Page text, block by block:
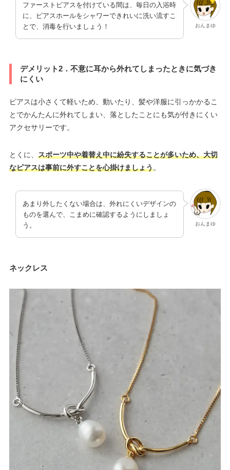
おんまゆ
ファーストピアスを付けている間は、毎日の入浴時
に、ピアスホールをシャワーできれいに洗い流すこ
とで、消毒を行いましょう！
デメリット2．不意に耳から外れてしまったときに気づき
にくい
ピアスは小さくて軽いため、動いたり、髪や洋服に引っかかるこ
とでかんたんに外れてしまい、落としたことにも気が付きにくい
アクセサリーです。
とくに、 スポーツ中や着替え中に紛失することが多いため、大切
なピアスは事前に外すことを心掛けましょう。
おんまゆ
あまり外したくない場合は、外れにくいデザインの
ものを選んで、こまめに確認するようにしましょ
う。
ネックレス